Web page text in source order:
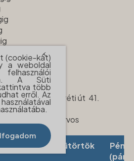
Budapest, Pasaréti út 41.
(1) 225 0952
Anna fogszakorvos
Szerda Csütörtök
(cookie-kat)
a weboldal
A Süti
több
erről. Az